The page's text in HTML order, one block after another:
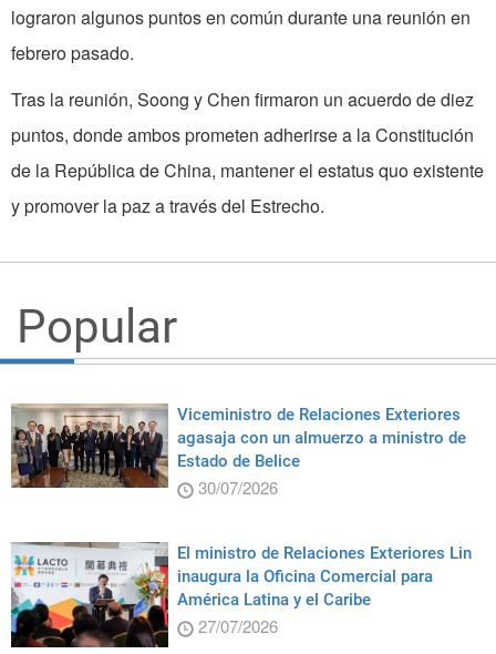
lograron algunos puntos en común durante una reunión en
febrero pasado.
Tras la reunión, Soong y Chen firmaron un acuerdo de diez
puntos, donde ambos prometen adherirse a la Constitución
de la República de China, mantener el estatus quo existente
y promover la paz a través del Estrecho.
Popular
Viceministro de Relaciones Exteriores
agasaja con un almuerzo a ministro de
Estado de Belice
30/07/2026
El ministro de Relaciones Exteriores Lin
inaugura la Oficina Comercial para
América Latina y el Caribe
27/07/2026